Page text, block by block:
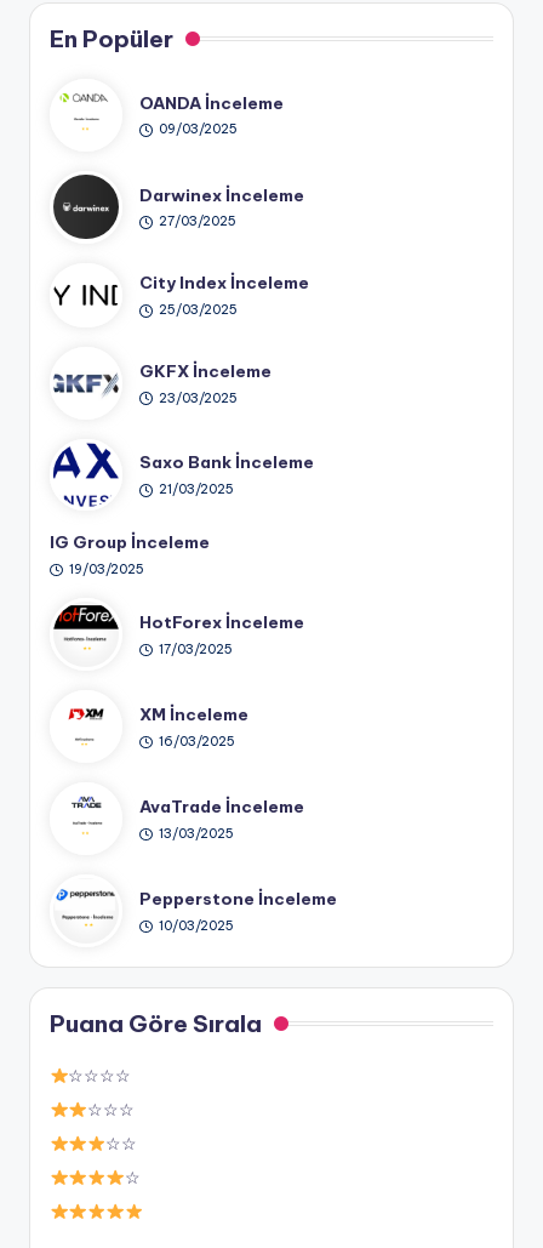
En Popüler
OANDA İnceleme
09/03/2025
Darwinex İnceleme
27/03/2025
City Index İnceleme
25/03/2025
GKFX İnceleme
23/03/2025
Saxo Bank İnceleme
21/03/2025
IG Group İnceleme
19/03/2025
HotForex İnceleme
17/03/2025
XM İnceleme
16/03/2025
AvaTrade İnceleme
13/03/2025
Pepperstone İnceleme
10/03/2025
Puana Göre Sırala
☆☆☆☆
☆☆☆
☆☆
☆